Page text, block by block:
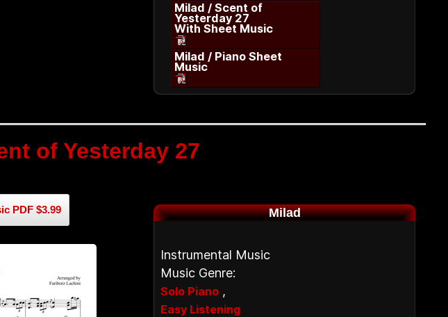
Milad / Scent of
Yesterday 27
With Sheet Music
Milad / Piano Sheet
Music
of Yesterday 27
PDF $3.99 Milad
Instrumental Music
Music Genre:
Solo Piano ,
Easy Listening